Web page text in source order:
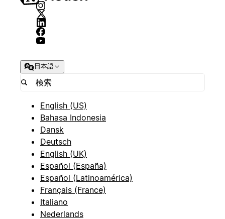
日本語
English (US)
Bahasa Indonesia
Dansk
Deutsch
English (UK)
Español (España)
Español (Latinoamérica)
Français (France)
Italiano
Nederlands